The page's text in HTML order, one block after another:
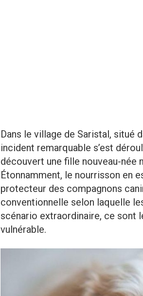
Dans le village de Saristal, situé
incident remarquable s’est
découvert une fille nouveau-née
Étonnamment, le nourrisson en
protecteur des compagnons
conventionnelle selon laquelle
scénario extraordinaire, ce sont
vulnérable.